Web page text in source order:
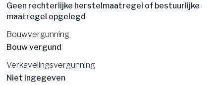
Geen rechterlijke herstelmaatregel of bestuurlijke
maatregel opgelegd
Bouwvergunning
Bouw vergund
Verkavelingsvergunning
Niet ingegeven